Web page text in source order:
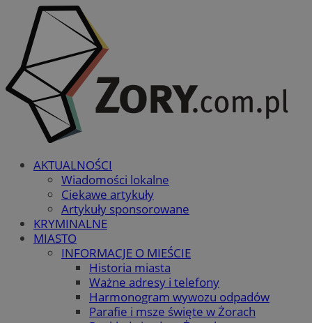
AKTUALNOŚCI
Wiadomości lokalne
Ciekawe artykuły
Artykuły sponsorowane
KRYMINALNE
MIASTO
INFORMACJE O MIEŚCIE
Historia miasta
Ważne adresy i telefony
Harmonogram wywozu odpadów
Parafie i msze święte w Żorach